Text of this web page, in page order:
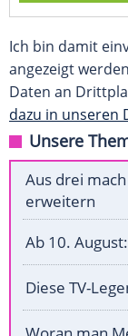
Ich bin damit
angezeigt
Daten an
dazu in unseren
Unsere
Aus drei
erweitern
Ab 10.
Diese TV-